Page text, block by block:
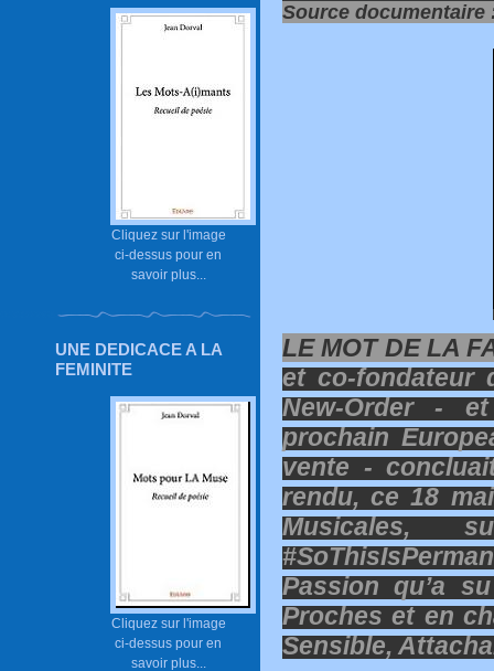
Cliquez sur l'image
ci-dessus pour en
savoir plus...
UNE DEDICACE A LA
FEMINITE
Cliquez sur l'image
ci-dessus pour en
savoir plus...
Source
LE MOT DE LA
et co-fondateur
New-Order -
prochain
vente -
rendu, ce 18
Musicales,
Passion qu’a
Proches et en
Sensible,